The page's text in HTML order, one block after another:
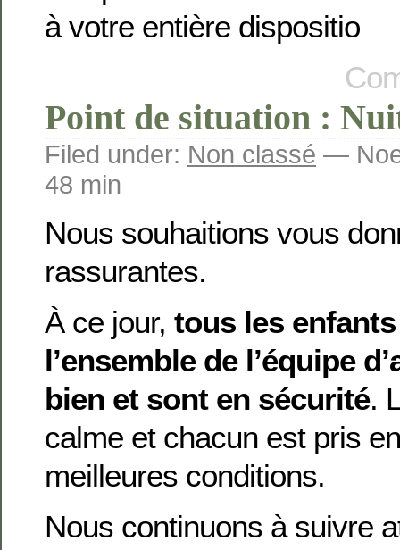
à votre entière dispositio
Point de situation :
Filed under: Non classé —
48 min
Nous souhaitions vous
rassurantes.
À ce jour, tous les
l’ensemble de l’équipe
bien et sont en sécurité.
calme et chacun est pris
meilleures conditions.
Nous continuons à suivre